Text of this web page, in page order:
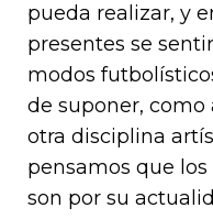
pueda realizar, y
presentes se
modos
de suponer,
otra disciplina
pensamos que
son por su